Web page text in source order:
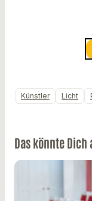
Künstler Licht
Das könnte